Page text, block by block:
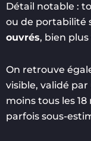
Détail notable :
ou de portabilité
ouvrés, bien
On retrouve
visible, validé
moins tous les
parfois sous-